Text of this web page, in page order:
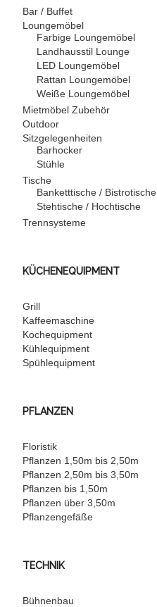
Bar / Buffet
Loungemöbel
Farbige Loungemöbel
Landhausstil Lounge
LED Loungemöbel
Rattan Loungemöbel
Weiße Loungemöbel
Mietmöbel Zubehör
Outdoor
Sitzgelegenheiten
Barhocker
Stühle
Tische
Banketttische / Bistrotische
Stehtische / Hochtische
Trennsysteme
KÜCHENEQUIPMENT
Grill
Kaffeemaschine
Kochequipment
Kühlequipment
Spühlequipment
PFLANZEN
Floristik
Pflanzen 1,50m bis 2,50m
Pflanzen 2,50m bis 3,50m
Pflanzen bis 1,50m
Pflanzen über 3,50m
Pflanzengefäße
TECHNIK
Bühnenbau